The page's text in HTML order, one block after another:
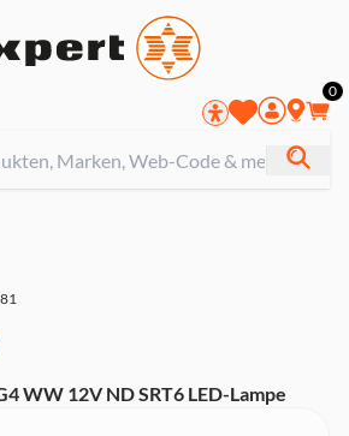
0
WW 12V ND SRT6 LED-Lampe